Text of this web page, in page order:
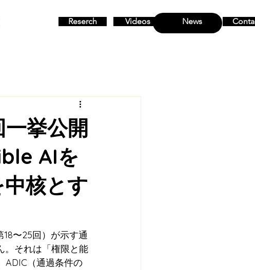
MENU
Reserch Videos News
挙公開
AIを
核とす
〜25回）が示す通
。それは「権限と能
ADIC（通過条件の